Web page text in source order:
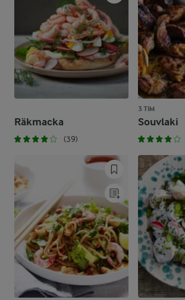
Räkmacka
(39)
3 TIM
Souvlaki